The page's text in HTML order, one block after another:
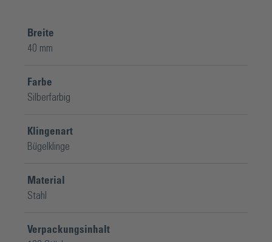
Breite
40 mm
Farbe
Silberfarbig
Klingenart
Bügelklinge
Material
Stahl
Verpackungsinhalt